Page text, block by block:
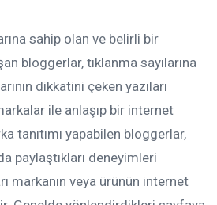
sahip olan ve belirli bir
bloggerlar, tıklanma sayılarına
dikkatini çeken yazıları
ile anlaşıp bir internet
tanıtımı yapabilen bloggerlar,
paylaştıkları deneyimleri
markanın veya ürünün internet